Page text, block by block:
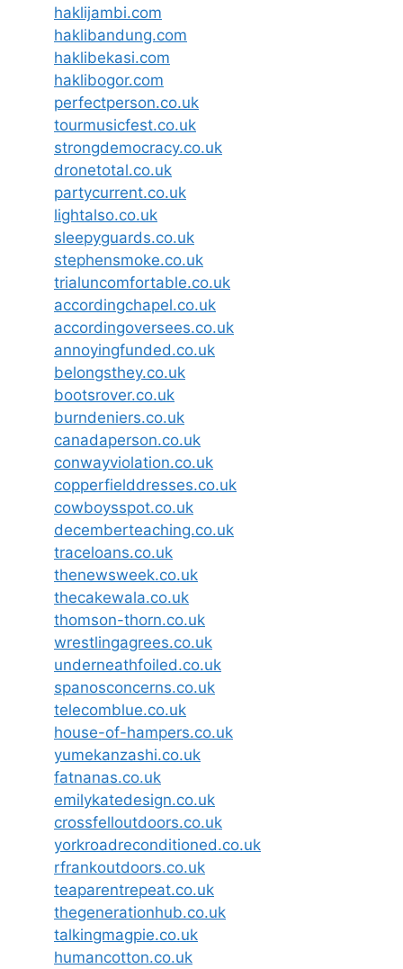
haklijambi.com
haklibandung.com
haklibekasi.com
haklibogor.com
perfectperson.co.uk
tourmusicfest.co.uk
strongdemocracy.co.uk
dronetotal.co.uk
partycurrent.co.uk
lightalso.co.uk
sleepyguards.co.uk
stephensmoke.co.uk
trialuncomfortable.co.uk
accordingchapel.co.uk
accordingoversees.co.uk
annoyingfunded.co.uk
belongsthey.co.uk
bootsrover.co.uk
burndeniers.co.uk
canadaperson.co.uk
conwayviolation.co.uk
copperfielddresses.co.uk
cowboysspot.co.uk
decemberteaching.co.uk
traceloans.co.uk
thenewsweek.co.uk
thecakewala.co.uk
thomson-thorn.co.uk
wrestlingagrees.co.uk
underneathfoiled.co.uk
spanosconcerns.co.uk
telecomblue.co.uk
house-of-hampers.co.uk
yumekanzashi.co.uk
fatnanas.co.uk
emilykatedesign.co.uk
crossfelloutdoors.co.uk
yorkroadreconditioned.co.uk
rfrankoutdoors.co.uk
teaparentrepeat.co.uk
thegenerationhub.co.uk
talkingmagpie.co.uk
humancotton.co.uk